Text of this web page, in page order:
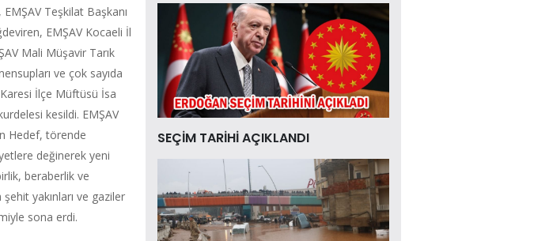
Teşkilat Başkanı
EMŞAV Kocaeli İl
Mali Müşavir Tarık
ve çok sayıda
İlçe Müftüsü İsa
kesildi. EMŞAV
Hedef, törende
değinerek yeni
beraberlik ve
şehit yakınları ve gaziler
sona erdi.
SEÇİM TARİHİ AÇIKLANDI